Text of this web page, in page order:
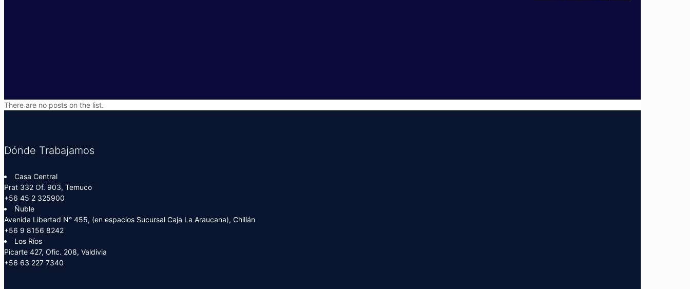
There are no posts on the list.
Dónde Trabajamos
Casa Central
Prat 332 Of. 903, Temuco
+56 45 2 325900
Ñuble
Avenida Libertad N° 455, (en espacios Sucursal Caja La Araucana), Chillán
+56 9 8156 8242
Los Ríos
Picarte 427, Ofic. 208, Valdivia
+56 63 227 7340